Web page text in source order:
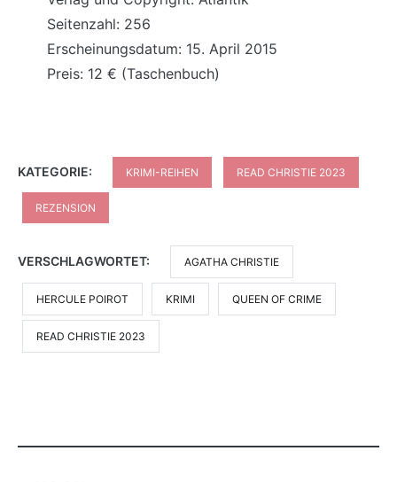
Seitenzahl: 256
Erscheinungsdatum: 15. April 2015
Preis: 12 € (Taschenbuch)
KATEGORIE: KRIMI-REIHEN READ CHRISTIE 2023
REZENSION
VERSCHLAGWORTET: AGATHA CHRISTIE
HERCULE POIROT KRIMI QUEEN OF CRIME
READ CHRISTIE 2023